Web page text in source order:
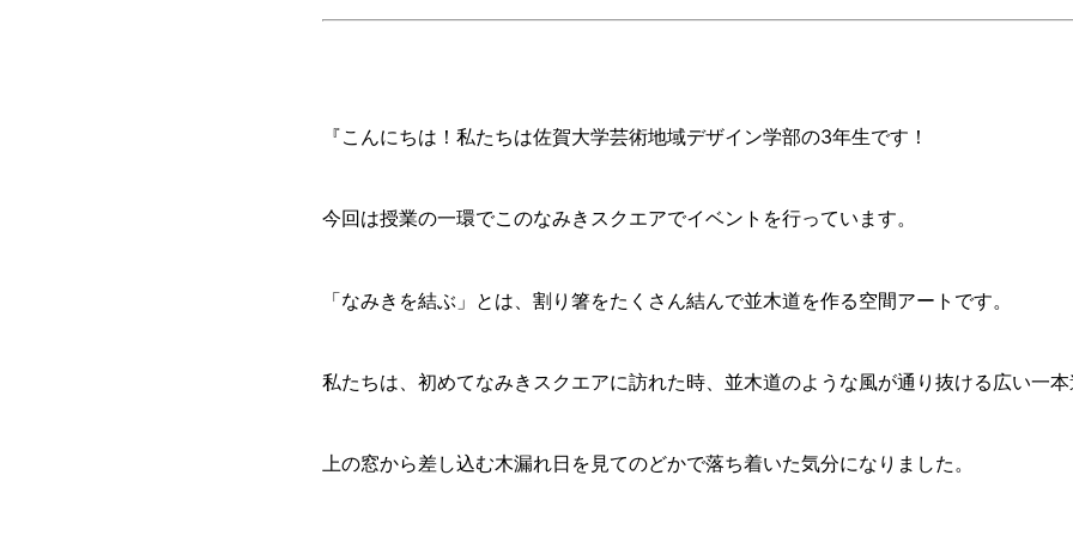
『こんにちは！私たちは佐賀大学芸術地域デザイン学部の3年生です！
今回は授業の一環でこのなみきスクエアでイベントを行っています。
「なみきを結ぶ」とは、割り箸をたくさん結んで並木道を作る空間アートです。
私たちは、初めてなみきスクエアに訪れた時、並木道のような風が通り抜ける広い一
上の窓から差し込む木漏れ日を見てのどかで落ち着いた気分になりました。